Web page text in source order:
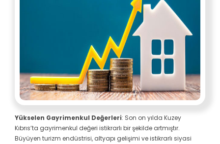
Yükselen Gayrimenkul Değerleri: Son on yılda Kuzey
Kıbrıs’ta gayrimenkul değeri istikrarlı bir şekilde artmıştır.
Büyüyen turizm endüstrisi, altyapı gelişimi ve istikrarlı siyasi